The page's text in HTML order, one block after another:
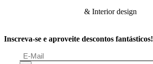
& Interior design
Inscreva-se e aproveite descontos fantásticos!